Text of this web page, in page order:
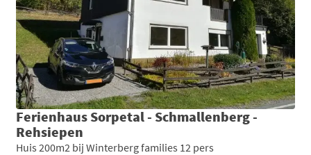
Ferienhaus Sorpetal - Schmallenberg -
Rehsiepen
Huis 200m2 bij Winterberg families 12 pers